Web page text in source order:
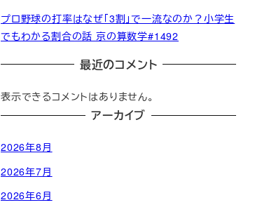
プロ野球の打率はなぜ「3割」で一流なのか？小学生
でもわかる割合の話 京の算数学#1492
最近のコメント
表示できるコメントはありません。
アーカイブ
2026年8月
2026年7月
2026年6月